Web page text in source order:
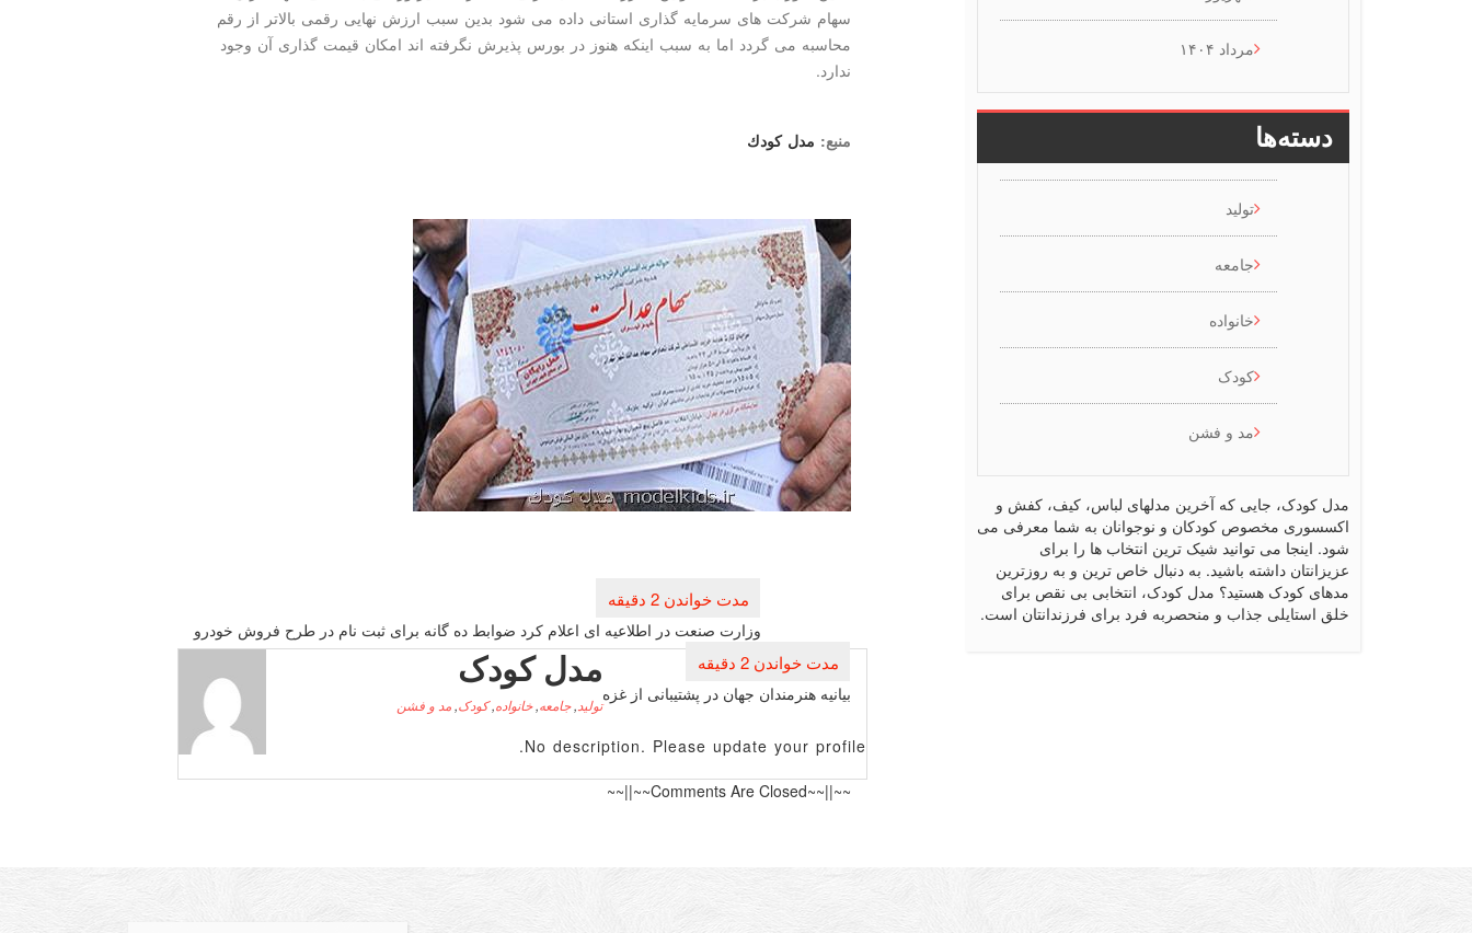
سهام شرکت های سرمایه گذاری استانی داده می شود بدین سبب ارزش نهایی رقمی بالاتر از رقم
محاسبه می گردد اما به سبب اینکه هنوز در بورس پذیرش نگرفته اند امکان قیمت گذاری آن وجود
ندارد.
منبع: مدل كودك
وزارت صنعت در اطلاعیه ای اعلام كرد ضوابط ده گانه برای ثبت نام در طرح فروش خودرو
بیانیه هنرمندان جهان در پشتیبانی از غزه
مدل کودک
تولید ,جامعه,خانواده,کودک, مد و فشن
No description. Please update your profile.
~~||~~Comments Are Closed~~||~~
مرداد ۱۴۰۴
دسته‌ها
تولید
جامعه
خانواده
کودک
مد و فشن
مدل کودک، جایی که آخرین مدلهای لباس، کیف، کفش و
اکسسوری مخصوص کودکان و نوجوانان به شما معرفی می
شود. اینجا می توانید شیک ترین انتخاب ها را برای
عزیزانتان داشته باشید. به دنبال خاص ترین و به روزترین
مدهای کودک هستید؟ مدل کودک، انتخابی بی نقص برای
خلق استایلی جذاب و منحصربه فرد برای فرزندانتان است.